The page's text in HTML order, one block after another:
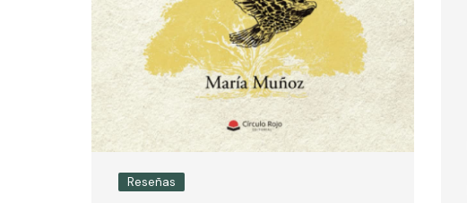
Reseñas